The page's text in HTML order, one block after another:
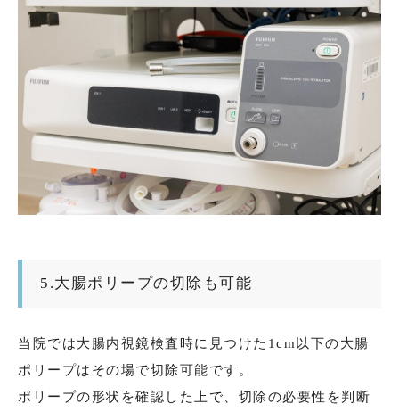
5.大腸ポリープの切除も可能
当院では大腸内視鏡検査時に見つけた1cm以下の大腸
ポリープはその場で切除可能です。
ポリープの形状を確認した上で、切除の必要性を判断